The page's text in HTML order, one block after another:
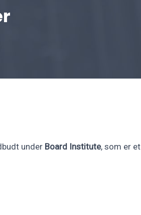
under Board Institute, som er et